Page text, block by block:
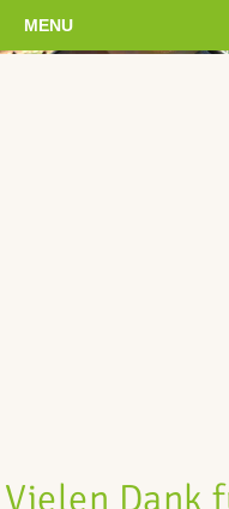
MENU
Vielen Dank